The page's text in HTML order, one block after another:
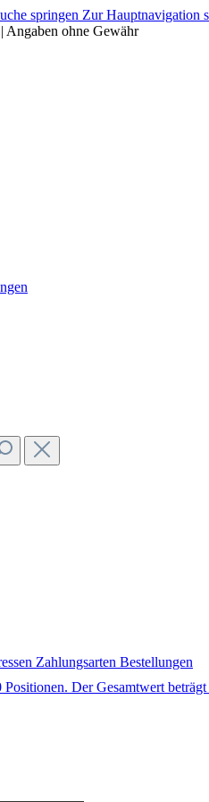
springen Zur Hauptnavigation
Angaben ohne Gewähr
Zahlungsarten Bestellungen
Der Gesamtwert